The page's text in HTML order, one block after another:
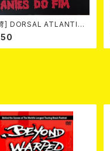
] DORSAL ATLANTICA
DO FIM -40th anniv
edition- (LP/LTD.100
MARBLE VINYL)